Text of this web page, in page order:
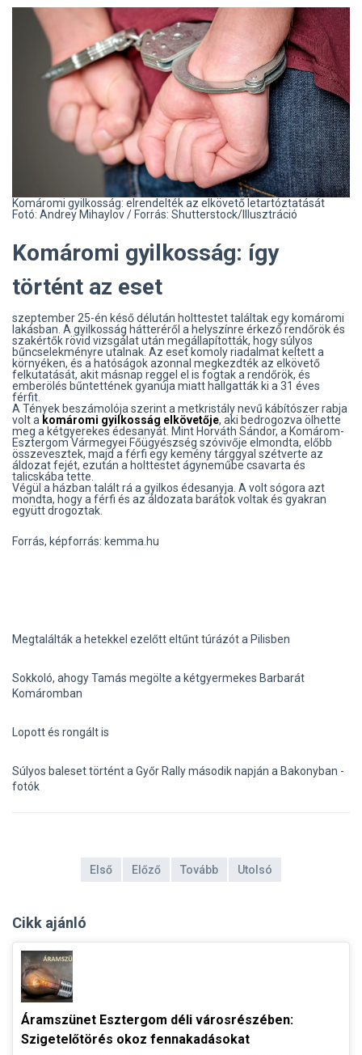
Komáromi gyilkosság: elrendelték az elkövető letartóztatását
Fotó: Andrey Mihaylov / Forrás: Shutterstock/Illusztráció
Komáromi gyilkosság: így
történt az eset
szeptember 25-én késő délután holttestet találtak egy komáromi
lakásban. A gyilkosság hátteréről a helyszínre érkező rendőrök és
szakértők rövid vizsgálat után megállapították, hogy súlyos
bűncselekményre utalnak. Az eset komoly riadalmat keltett a
környéken, és a hatóságok azonnal megkezdték az elkövető
felkutatását, akit másnap reggel el is fogtak a rendőrök, és
emberölés bűntettének gyanúja miatt hallgatták ki a 31 éves
férfit.
A Tények beszámolója szerint a metkristály nevű kábítószer rabja
volt a komáromi gyilkosság elkövetője, aki bedrogozva ölhette
meg a kétgyerekes édesanyát. Mint Horváth Sándor, a Komárom-
Esztergom Vármegyei Főügyészség szóvivője elmondta, előbb
összevesztek, majd a férfi egy kemény tárggyal szétverte az
áldozat fejét, ezután a holttestet ágyneműbe csavarta és
talicskába tette.
Végül a házban talált rá a gyilkos édesanyja. A volt sógora azt
mondta, hogy a férfi és az áldozata barátok voltak és gyakran
együtt drogoztak.
Forrás, képforrás: kemma.hu
Megtalálták a hetekkel ezelőtt eltűnt túrázót a Pilisben
Sokkoló, ahogy Tamás megölte a kétgyermekes Barbarát
Komáromban
Lopott és rongált is
Súlyos baleset történt a Győr Rally második napján a Bakonyban -
fotók
Első Előző Tovább Utolsó
Cikk ajánló
Áramszünet Esztergom déli városrészében:
Szigetelőtörés okoz fennakadásokat